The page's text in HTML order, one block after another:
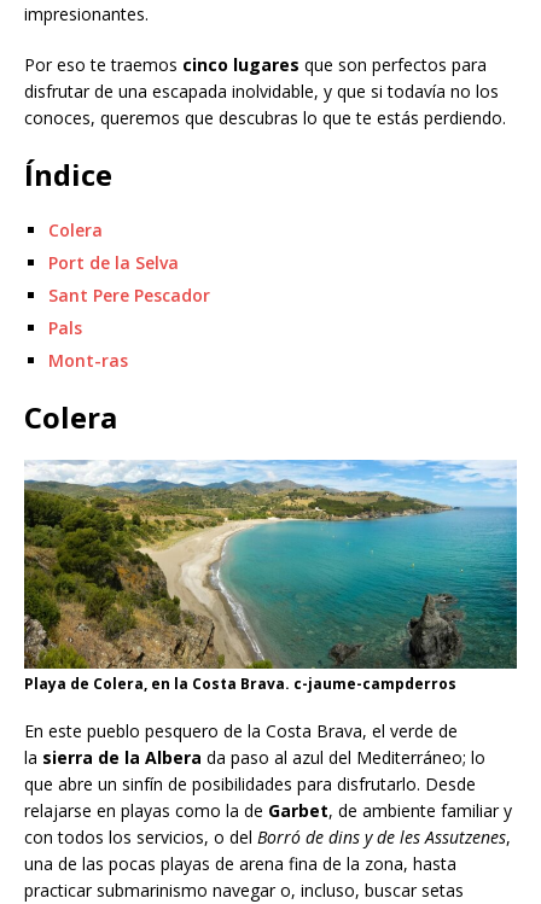
impresionantes.
Por eso te traemos cinco lugares que son perfectos para
disfrutar de una escapada inolvidable, y que si todavía no los
conoces, queremos que descubras lo que te estás perdiendo.
Índice
Colera
Port de la Selva
Sant Pere Pescador
Pals
Mont-ras
Colera
Playa de Colera, en la Costa Brava. c-jaume-campderros
En este pueblo pesquero de la Costa Brava, el verde de
la sierra de la Albera da paso al azul del Mediterráneo; lo
que abre un sinfín de posibilidades para disfrutarlo. Desde
relajarse en playas como la de Garbet, de ambiente familiar y
con todos los servicios, o del Borró de dins y de les Assutzenes,
una de las pocas playas de arena fina de la zona, hasta
practicar submarinismo navegar o, incluso, buscar setas